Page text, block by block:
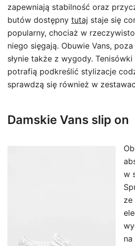
zapewniają stabilność oraz
butów dostępny tutaj staje się
popularny, chociaż w
niego sięgają. Obuwie Vans,
słynie także z wygody.
potrafią podkreślić stylizacje
sprawdzą się również w
Damskie Vans slip on
w
ze